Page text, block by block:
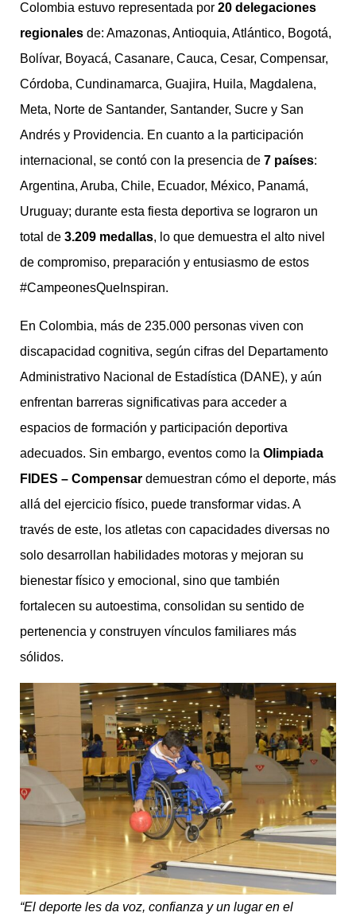
Colombia estuvo representada por 20 delegaciones
regionales de: Amazonas, Antioquia, Atlántico, Bogotá,
Bolívar, Boyacá, Casanare, Cauca, Cesar, Compensar,
Córdoba, Cundinamarca, Guajira, Huila, Magdalena,
Meta, Norte de Santander, Santander, Sucre y San
Andrés y Providencia. En cuanto a la participación
internacional, se contó con la presencia de 7 países:
Argentina, Aruba, Chile, Ecuador, México, Panamá,
Uruguay; durante esta fiesta deportiva se lograron un
total de 3.209 medallas, lo que demuestra el alto nivel
de compromiso, preparación y entusiasmo de estos
#CampeonesQueInspiran.
En Colombia, más de 235.000 personas viven con
discapacidad cognitiva, según cifras del Departamento
Administrativo Nacional de Estadística (DANE), y aún
enfrentan barreras significativas para acceder a
espacios de formación y participación deportiva
adecuados. Sin embargo, eventos como la Olimpiada
FIDES – Compensar demuestran cómo el deporte, más
allá del ejercicio físico, puede transformar vidas. A
través de este, los atletas con capacidades diversas no
solo desarrollan habilidades motoras y mejoran su
bienestar físico y emocional, sino que también
fortalecen su autoestima, consolidan su sentido de
pertenencia y construyen vínculos familiares más
sólidos.
“El deporte les da voz, confianza y un lugar en el